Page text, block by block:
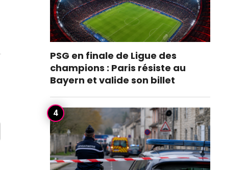
PSG en finale de Ligue des
champions : Paris résiste au
Bayern et valide son billet